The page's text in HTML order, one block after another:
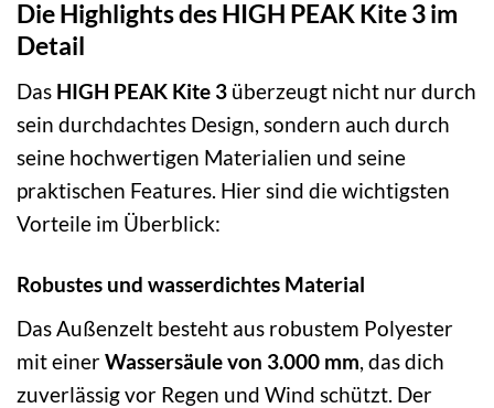
Die Highlights des HIGH PEAK Kite 3 im
Detail
Das HIGH PEAK Kite 3 überzeugt nicht nur durch
sein durchdachtes Design, sondern auch durch
seine hochwertigen Materialien und seine
praktischen Features. Hier sind die wichtigsten
Vorteile im Überblick:
Robustes und wasserdichtes Material
Das Außenzelt besteht aus robustem Polyester
mit einerWassersäule von 3.000 mm , das dich
zuverlässig vor Regen und Wind schützt. Der